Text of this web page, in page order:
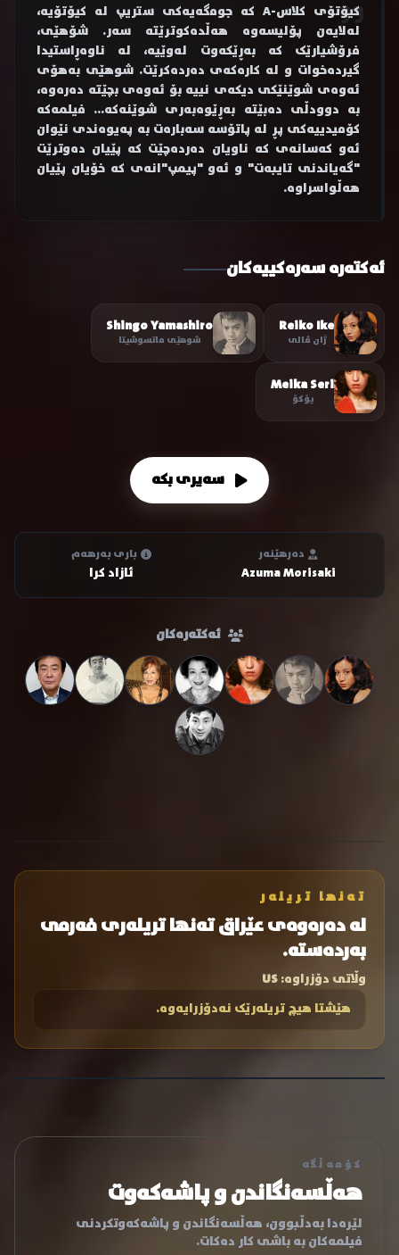
کیۆتۆی کلاس-A کە جومگەیەکی ستریپ لە کیۆتۆیە،
لەلایەن پۆلیسەوە هەڵدەکوترێتە سەر. شۆهێی،
فرۆشیارێک کە بەڕێکەوت لەوێیە، لە ناوەڕاستیدا
گیردەخوات و لە کارەکەی دەردەکرێت. شوهێی بەهۆی
ئەوەی شوێنێکی دیکەی نییە بۆ ئەوەی بچێتە دەرەوە،
بە دوودڵی دەبێتە بەڕێوەبەری شوێنەکە... فیلمەکە
کۆمیدییەکی پڕ لە پاتۆسە سەبارەت بە پەیوەندی نێوان
ئەو کەسانەی کە ناویان دەردەچێت کە پێیان دەوترێت
"گەیاندنی تایبەت" و ئەو "پیمپ"انەی کە خۆیان پێیان
هەڵواسراوە.
ئەکتەرە سەرەکییەکان
Reiko Ike
ژان ڤالی
Shingo Yamashiro
شوهێی ماتسوشیتا
Meika Seri
یۆکۆ
سەیری بکە
دەرهێنەر
Azuma Morisaki
باری بەرهەم
ئازاد کرا
ئەکتەرەکان
تەنها تریلەر
لە دەرەوەی عێراق تەنها تریلەری فەرمی
بەردەستە.
وڵاتی دۆزراوە:US
هێشتا هیچ تریلەرێک نەدۆزرایەوە.
کۆمەڵگە
هەڵسەنگاندن و پاشەکەوت
لێرەدا بەدڵبوون، هەڵسەنگاندن و پاشەکەوتکردنی
فیلمەکان بە باشی کار دەکات.